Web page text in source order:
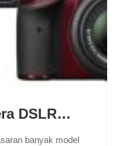
DSLR…
banyak model